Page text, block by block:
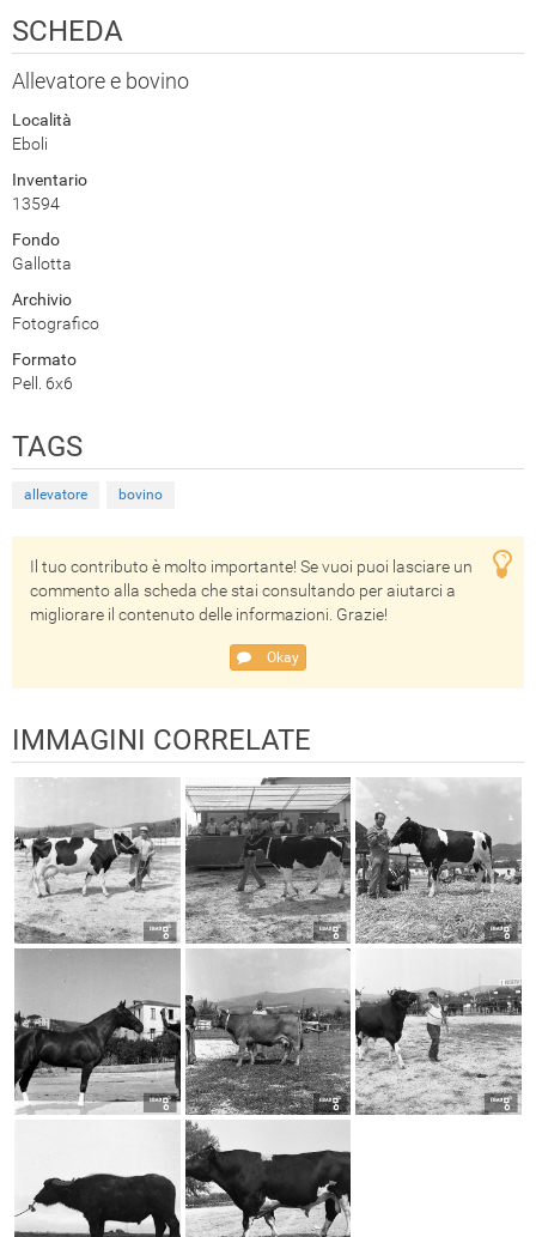
SCHEDA
Allevatore e bovino
Località
Eboli
Inventario
13594
Fondo
Gallotta
Archivio
Fotografico
Formato
Pell. 6x6
TAGS
allevatore bovino
Il tuo contributo è molto importante! Se vuoi puoi lasciare un
commento alla scheda che stai consultando per aiutarci a
migliorare il contenuto delle informazioni. Grazie!
Okay
IMMAGINI CORRELATE